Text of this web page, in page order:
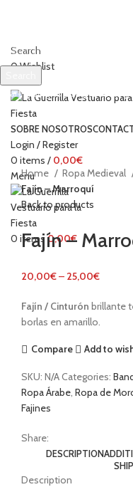
Search
0Wishlist
SOBRE NOSOTROS
Login / Register
0 items / 0,00€
Menu
0 items 0,00€
Click to enlarge
Home Ropa Medieval
Fajín – Marroquí
Back to products
Fajín –
20,00€– 25,00€
Fajín / Cinturón brillante
borlas en amarillo.
Compare Add to
SKU: N/ACategories:
Ropa Árabe Ropa de
Fajines
Share:
DESCRIPTION
Description
Start typing to see products